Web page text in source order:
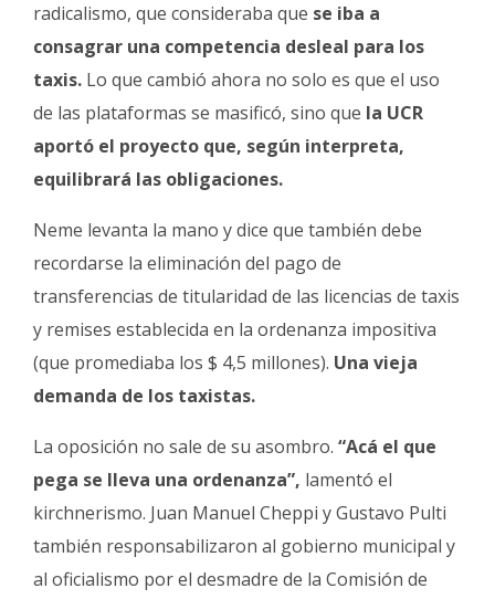
radicalismo, que consideraba que se iba a
consagrar una competencia desleal para los
taxis. Lo que cambió ahora no solo es que el uso
de las plataformas se masificó, sino que la UCR
aportó el proyecto que, según interpreta,
equilibrará las obligaciones.
Neme levanta la mano y dice que también debe
recordarse la eliminación del pago de
transferencias de titularidad de las licencias de taxis
y remises establecida en la ordenanza impositiva
(que promediaba los $ 4,5 millones). Una vieja
demanda de los taxistas.
La oposición no sale de su asombro. “Acá el que
pega se lleva una ordenanza”, lamentó el
kirchnerismo. Juan Manuel Cheppi y Gustavo Pulti
también responsabilizaron al gobierno municipal y
al oficialismo por el desmadre de la Comisión de